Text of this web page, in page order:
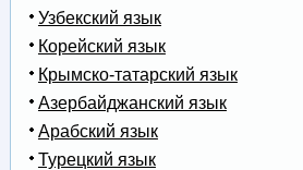
Узбекский язык
Корейский язык
Крымско-татарский язык
Азербайджанский язык
Арабский язык
Турецкий язык